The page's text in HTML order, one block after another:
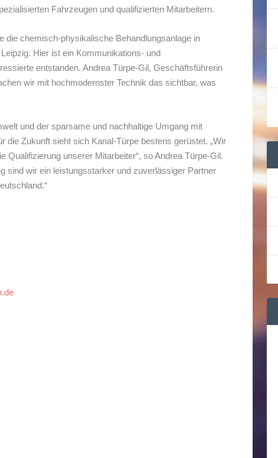
Fahrzeugen und qualifizierten Mitarbeitern.
die chemisch-physikalische Behandlungsanlage in
Hier ist ein Kommunikations- und
entstanden. Andrea Türpe-Gil, Geschäftsführerin
wir mit hochmodernster Technik das sichtbar, was
und der sparsame und nachhaltige Umgang mit
Zukunft sieht sich Kanal-Türpe bestens gerüstet. „Wir
Qualifizierung unserer Mitarbeiter“, so Andrea Türpe-Gil.
sind wir ein leistungsstarker und zuverlässiger Partner